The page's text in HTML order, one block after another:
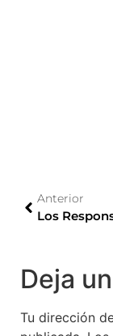
Anterior
Deja
Tu dirección